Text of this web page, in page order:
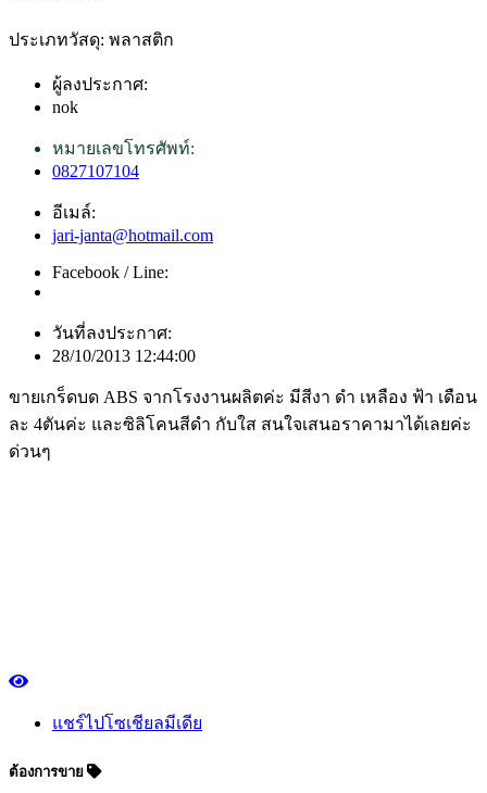
ประเภทวัสดุ: พลาสติก
ผู้ลงประกาศ:
nok
หมายเลขโทรศัพท์:
0827107104
อีเมล์:
jari-janta@hotmail.com
Facebook / Line:
วันที่ลงประกาศ:
28/10/2013 12:44:00
ขายเกร็ดบด ABS จากโรงงานผลิตค่ะ มีสีงา ดำ เหลือง ฟ้า เดือน
ละ 4ตันค่ะ และซิลิโคนสีดำ กับใส สนใจเสนอราคามาได้เลยค่ะ
ด่วนๆ
แชร์ไปโซเชียลมีเดีย
ต้องการขาย